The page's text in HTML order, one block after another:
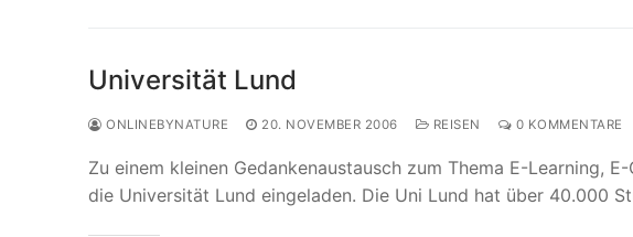
Universität Lund
ONLINEBYNATURE 20. NOVEMBER 2006 REISEN 0 KOMMENTARE
Zu einem kleinen Gedankenaustausch zum Thema E-Learning,
die Universität Lund eingeladen. Die Uni Lund hat über 40.000